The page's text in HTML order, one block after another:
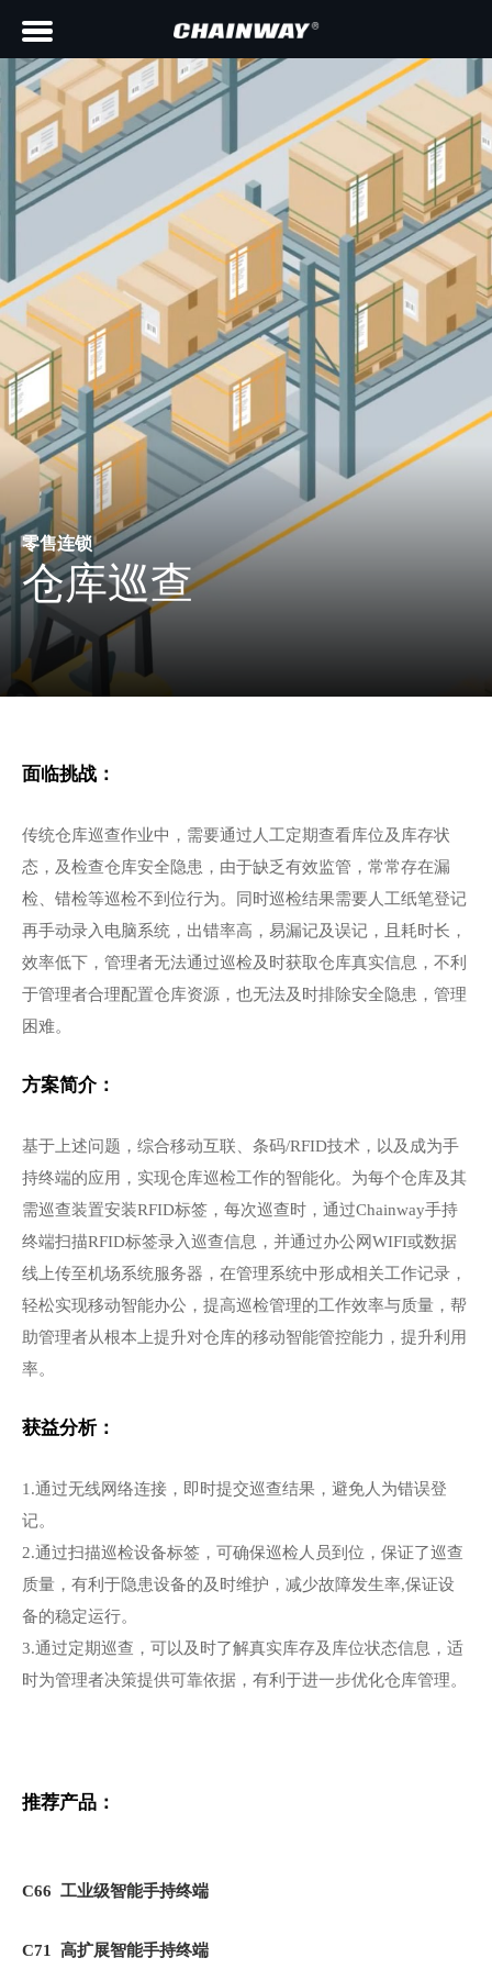
零售连锁
仓库巡查
面临挑战：
传统仓库巡查作业中，需要通过人工定期查看库位及库存状
态，及检查仓库安全隐患，由于缺乏有效监管，常常存在漏
检、错检等巡检不到位行为。同时巡检结果需要人工纸笔登记
再手动录入电脑系统，出错率高，易漏记及误记，且耗时长，
效率低下，管理者无法通过巡检及时获取仓库真实信息，不利
于管理者合理配置仓库资源，也无法及时排除安全隐患，管理
困难。
方案简介：
基于上述问题，综合移动互联、条码/RFID技术，以及成为手
持终端的应用，实现仓库巡检工作的智能化。为每个仓库及其
需巡查装置安装RFID标签，每次巡查时，通过Chainway手持
终端扫描RFID标签录入巡查信息，并通过办公网WIFI或数据
线上传至机场系统服务器，在管理系统中形成相关工作记录，
轻松实现移动智能办公，提高巡检管理的工作效率与质量，帮
助管理者从根本上提升对仓库的移动智能管控能力，提升利用
率。
获益分析：
1.通过无线网络连接，即时提交巡查结果，避免人为错误登
记。
2.通过扫描巡检设备标签，可确保巡检人员到位，保证了巡查
质量，有利于隐患设备的及时维护，减少故障发生率,保证设
备的稳定运行。
3.通过定期巡查，可以及时了解真实库存及库位状态信息，适
时为管理者决策提供可靠依据，有利于进一步优化仓库管理。
推荐产品：
C66 工业级智能手持终端
C71 高扩展智能手持终端